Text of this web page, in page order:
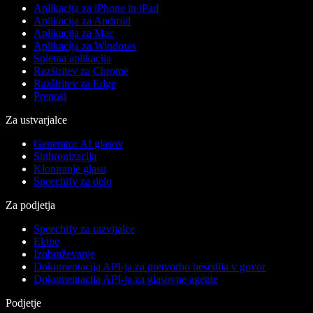
Aplikacija za iPhone in iPad
Aplikacija za Android
Aplikacija za Mac
Aplikacija za Windows
Spletna aplikacija
Razširitev za Chrome
Razširitev za Edge
Prenosi
Za ustvarjalce
Generator AI glasov
Sinhronizacija
Kloniranje glasu
Speechify za delo
Za podjetja
Speechify za razvijalce
Ekipe
Izobraževanje
Dokumentacija API-ja za pretvorbo besedila v govor
Dokumentacija API-ja za glasovne agente
Podjetje